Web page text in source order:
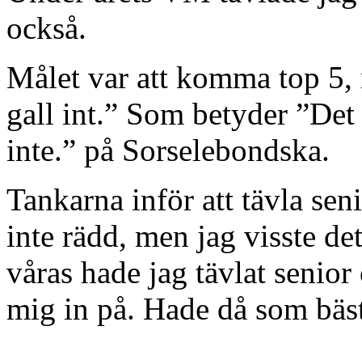
också.
Målet var att komma top 5,
gall int.” Som betyder
inte.” på Sorselebondska.
Tankarna inför att tävla
inte rädd, men jag visste
våras hade jag tävlat
mig in på. Hade då som